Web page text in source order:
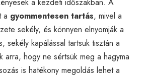
a gyommentesen tartás, mivel a
sekély, és könnyen elnyomják a
sekély kapálással tartsuk tisztán a
arra, hogy ne sértsük meg a hagyma
is hatékony megoldás lehet a